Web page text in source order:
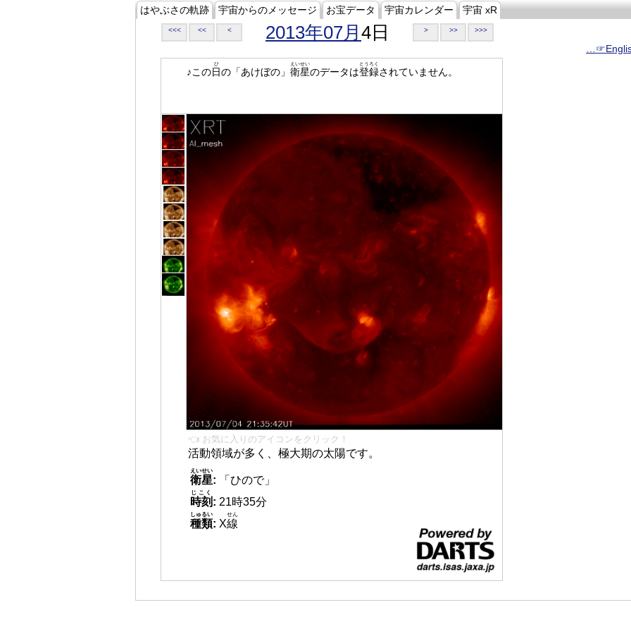
はやぶさの軌跡 宇宙からのメッセージ お宝データ 宇宙カレンダー 宇宙 xR
<<< << < 2013年07月 4日 > >> >>>
♪この日
ひ
の「あけぼの」 衛星
えいせい
のデータは登録
とうろく
されていません。
👈 お気に入りのアイコンをクリック！
活動領域が多く、極大期の太陽です。
衛星
えいせい
:
「ひので」
時刻
じこく
: 21時35分
種類
しゅるい
: X線
せん